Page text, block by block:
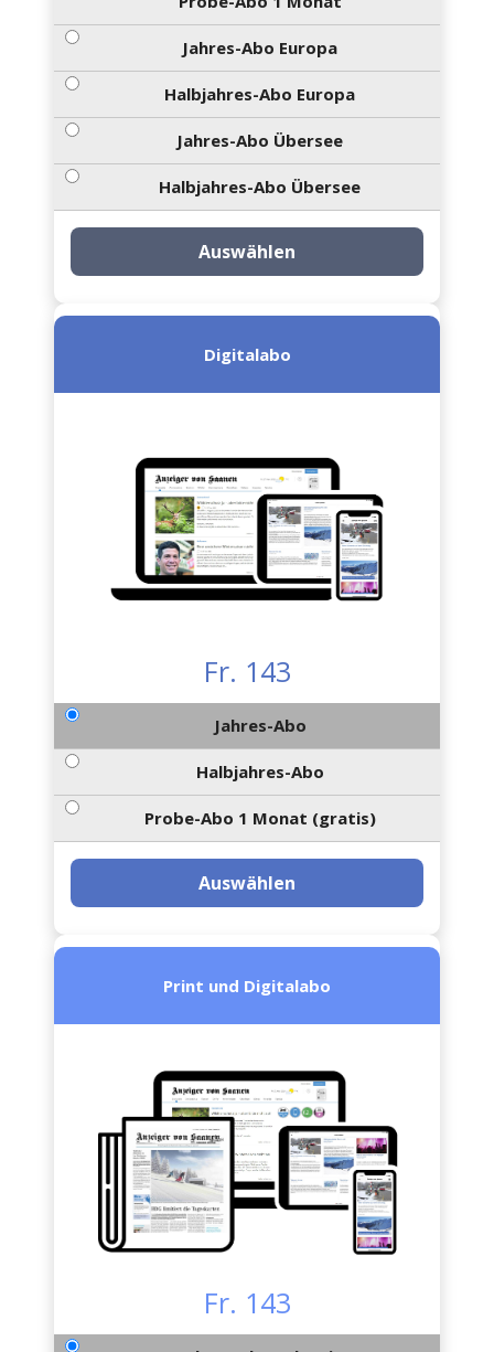
Jahres-Abo Europa
Halbjahres-Abo Europa
Jahres-Abo Übersee
Halbjahres-Abo Übersee
Auswählen
Digitalabo
Fr. 143
Jahres-Abo
Halbjahres-Abo
Probe-Abo 1 Monat (gratis)
Auswählen
Print und Digitalabo
Fr. 143